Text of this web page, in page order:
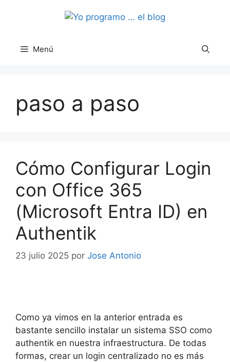
Menú
paso a paso
Cómo Configurar Login
con Office 365
(Microsoft Entra ID) en
Authentik
23 julio 2025 por Jose Antonio
Como ya vimos en la anterior entrada es
bastante sencillo instalar un sistema SSO como
authentik en nuestra infraestructura. De todas
formas, crear un login centralizado no es más